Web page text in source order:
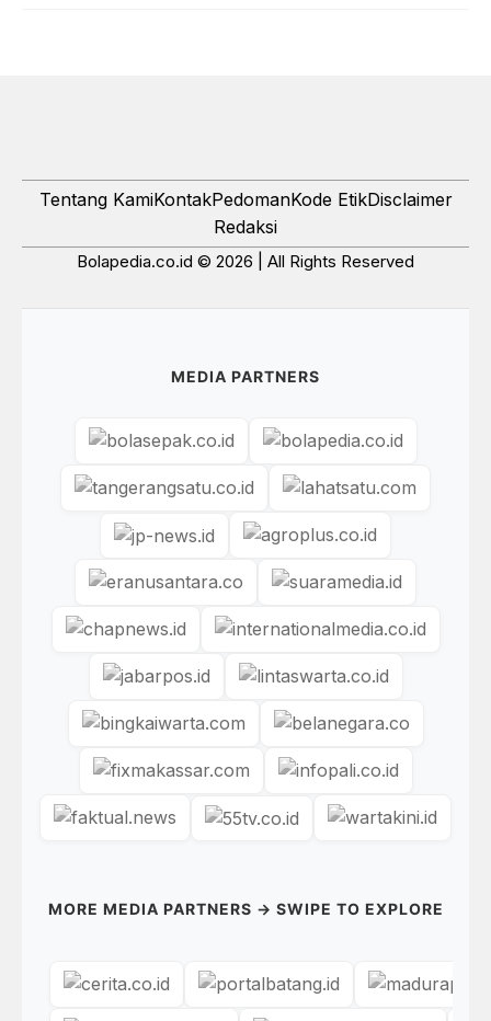
Tentang KamiKontakPedomanKode EtikDisclaimer
Redaksi
Bolapedia.co.id © 2026 | All Rights Reserved
MEDIA PARTNERS
MORE MEDIA PARTNERS → SWIPE TO EXPLORE